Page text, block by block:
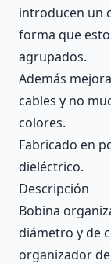
introducen un
forma que
agrupados.
Además
cables y no
colores.
Fabricado en
dieléctrico.
Descripción
Bobina
diámetro y de
organizador